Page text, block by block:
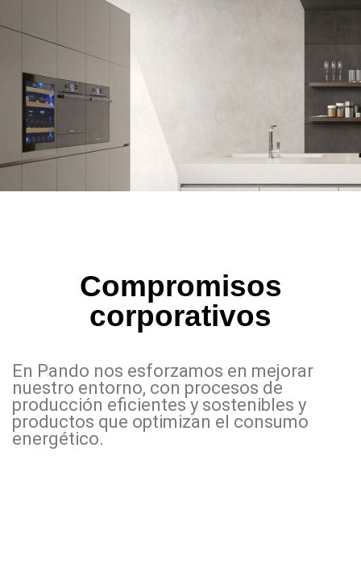
Compromisos
corporativos
En Pando nos esforzamos en mejorar
nuestro entorno, con procesos de
producción eficientes y sostenibles y
productos que optimizan el consumo
energético.